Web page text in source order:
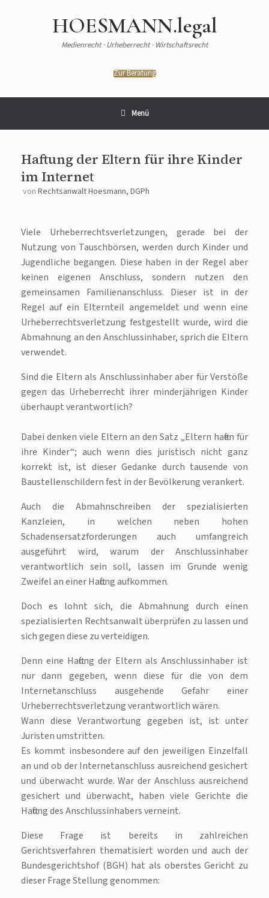
HOESMANN.legal
Medienrecht · Urheberrecht · Wirtschaftsrecht
Zur Beratung
Menü
Haftung der Eltern für ihre Kinder
im Internet
von Rechtsanwalt Hoesmann, DGPh
Viele Urheberrechtsverletzungen, gerade bei der
Nutzung von Tauschbörsen, werden durch Kinder und
Jugendliche begangen. Diese haben in der Regel aber
keinen eigenen Anschluss, sondern nutzen den
gemeinsamen Familienanschluss. Dieser ist in der
Regel auf ein Elternteil angemeldet und wenn eine
Urheberrechtsverletzung festgestellt wurde, wird die
Abmahnung an den Anschlussinhaber, sprich die Eltern
verwendet.
Sind die Eltern als Anschlussinhaber aber für Verstöße
gegen das Urheberrecht ihrer minderjährigen Kinder
überhaupt verantwortlich?
Dabei denken viele Eltern an den Satz „Eltern haften für
ihre Kinder“; auch wenn dies juristisch nicht ganz
korrekt ist, ist dieser Gedanke durch tausende von
Baustellenschildern fest in der Bevölkerung verankert.
Auch die Abmahnschreiben der spezialisierten
Kanzleien, in welchen neben hohen
Schadensersatzforderungen auch umfangreich
ausgeführt wird, warum der Anschlussinhaber
verantwortlich sein soll, lassen im Grunde wenig
Zweifel an einer Haftung aufkommen.
Doch es lohnt sich, die Abmahnung durch einen
spezialisierten Rechtsanwalt überprüfen zu lassen und
sich gegen diese zu verteidigen.
Denn eine Haftung der Eltern als Anschlussinhaber ist
nur dann gegeben, wenn diese für die von dem
Internetanschluss ausgehende Gefahr einer
Urheberrechtsverletzung verantwortlich wären.
Wann diese Verantwortung gegeben ist, ist unter
Juristen umstritten.
Es kommt insbesondere auf den jeweiligen Einzelfall
an und ob der Internetanschluss ausreichend gesichert
und überwacht wurde. War der Anschluss ausreichend
gesichert und überwacht, haben viele Gerichte die
Haftung des Anschlussinhabers verneint.
Diese Frage ist bereits in zahlreichen
Gerichtsverfahren thematisiert worden und auch der
Bundesgerichtshof (BGH) hat als oberstes Gericht zu
dieser Frage Stellung genommen: